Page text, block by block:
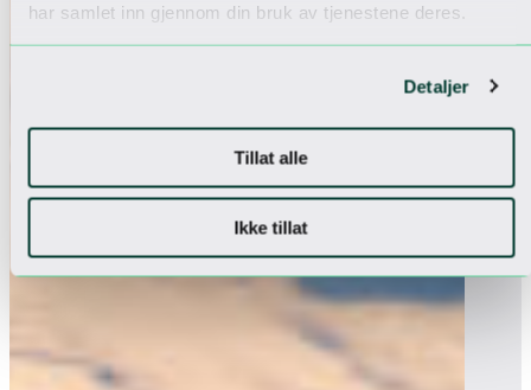
har samlet inn gjennom din bruk av tjenestene deres.
Detaljer
Tillat alle
Ikke tillat